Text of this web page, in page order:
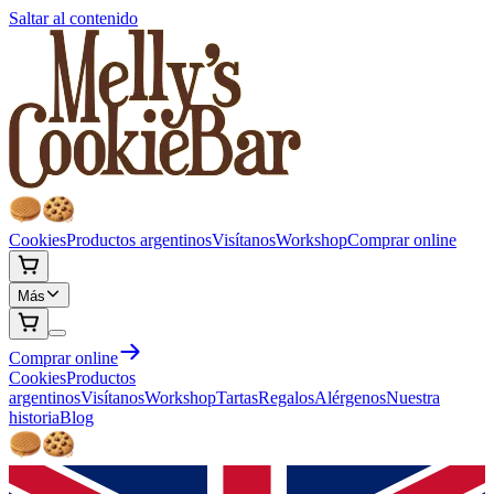
Saltar al contenido
CookiesProductos argentinosVisítanosWorkshopComprar online
Más
Comprar online
CookiesProductos
argentinosVisítanosWorkshopTartasRegalosAlérgenosNuestra
historiaBlog